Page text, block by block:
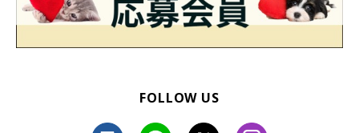
FOLLOW US